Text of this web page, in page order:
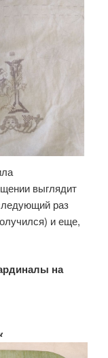
выглядит
раз
и еще,
на